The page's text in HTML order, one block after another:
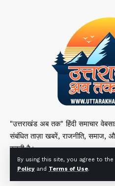
By using this site, you agree to the
Policyand Terms of Use.
"उत्तराखंड अब तक" हिंदी समाचार
संबंधित ताज़ा खबरें, राजनीति, समाज,
करती है।